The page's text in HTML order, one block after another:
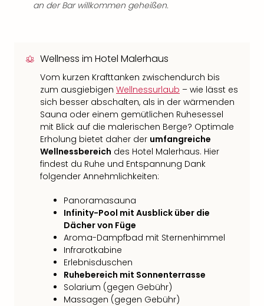
an der Bar willkommen geheißen.
Wellness im Hotel Malerhaus
Vom kurzen Krafttanken zwischendurch bis
zum ausgiebigen Wellnessurlaub – wie lässt es
sich besser abschalten, als in der wärmenden
Sauna oder einem gemütlichen Ruhesessel
mit Blick auf die malerischen Berge? Optimale
Erholung bietet daher der umfangreiche
Wellnessbereich des Hotel Malerhaus. Hier
findest du Ruhe und Entspannung Dank
folgender Annehmlichkeiten:
Panoramasauna
Infinity-Pool mit Ausblick über die
Dächer von Füge
Aroma-Dampfbad mit Sternenhimmel
Infrarotkabine
Erlebnisduschen
Ruhebereich mit Sonnenterrasse
Solarium (gegen Gebühr)
Massagen (gegen Gebühr)